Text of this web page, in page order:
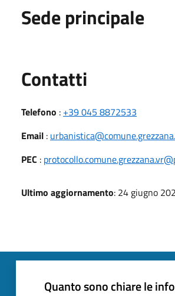
Sede principale
Contatti
Telefono : +39 045 8872533
Email :
PEC :
Ultimo aggiornamento: 24 giugno
Quanto sono chiare le